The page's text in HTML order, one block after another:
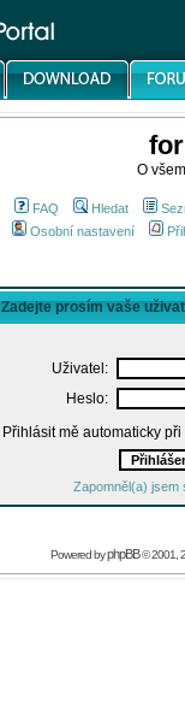
O
FAQ Hledat
Osobní nastavení
Zadejte prosím vaše
Uživatel:
Heslo:
Přihlásit mě automaticky
Zapomněl(a) jsem
Powered byphpBB© 2001,